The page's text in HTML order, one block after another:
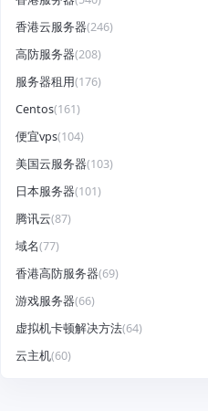
香港云服务器(246)
高防服务器(208)
服务器租用(176)
Centos(161)
便宜vps(104)
美国云服务器(103)
日本服务器(101)
腾讯云(87)
域名(77)
香港高防服务器(69)
游戏服务器(66)
虚拟机卡顿解决方法(64)
云主机(60)